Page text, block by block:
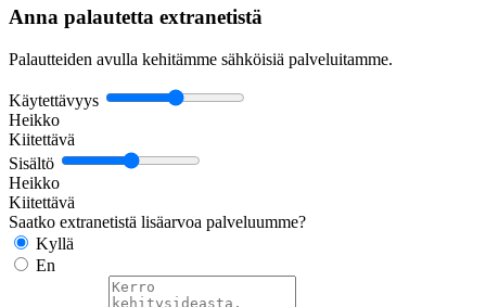
Anna palautetta extranetistä
Palautteiden avulla kehitämme sähköisiä palveluitamme.
Käytettävyys
Heikko
Kiitettävä
Sisältö
Heikko
Kiitettävä
Saatko extranetistä lisäarvoa palveluumme?
Kyllä
En